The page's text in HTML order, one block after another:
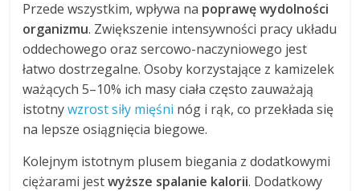
Przede wszystkim, wpływa na poprawę wydolności
organizmu. Zwiększenie intensywności pracy układu
oddechowego oraz sercowo-naczyniowego jest
łatwo dostrzegalne. Osoby korzystające z kamizelek
ważących 5–10% ich masy ciała często zauważają
istotnywzrost siły mięśni nóg i rąk, co przekłada się
na lepsze osiągnięcia biegowe.
Kolejnym istotnym plusem biegania z dodatkowymi
ciężarami jestwyższe spalanie kalorii. Dodatkowy